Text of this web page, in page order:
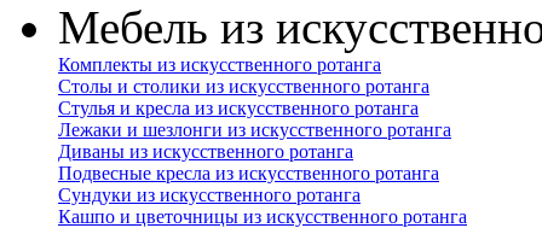
Мебель из
Комплекты из искусственного ротанга
Столы и столики из искусственного ротанга
Стулья и кресла из искусственного ротанга
Лежаки и шезлонги из искусственного ротанга
Диваны из искусственного ротанга
Подвесные кресла из искусственного ротанга
Сундуки из искусственного ротанга
Кашпо и цветочницы из искусственного ротанга